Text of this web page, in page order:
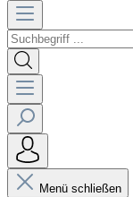
Menü schließen